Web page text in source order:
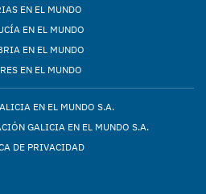
EN EL MUNDO
EN EL MUNDO
EN EL MUNDO
EN EL MUNDO
EN EL MUNDO S.A.
GALICIA EN EL MUNDO S.A.
DE PRIVACIDAD